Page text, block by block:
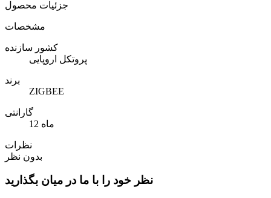
جزئیات محصول
مشخصات
کشور سازنده
پروتکل اروپایی
برند
ZIGBEE
گارانتی
12 ماه
نظرات
بدون نظر
نظر خود را با ما در میان بگذارید